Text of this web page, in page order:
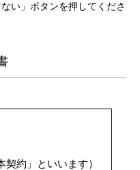
い」ボタンを押してくださ
約」といいます）